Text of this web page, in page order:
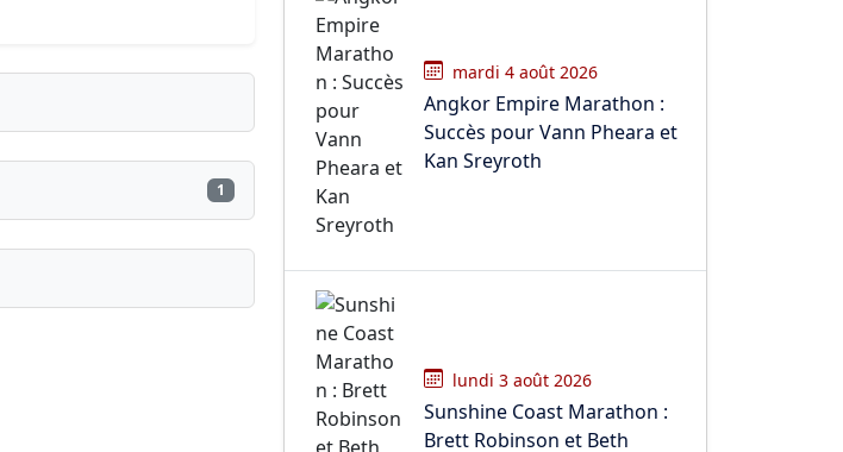
1
mardi 4 août 2026
Angkor Empire Marathon :
Succès pour Vann Pheara et
Kan Sreyroth
lundi 3 août 2026
Sunshine Coast Marathon :
Brett Robinson et Beth